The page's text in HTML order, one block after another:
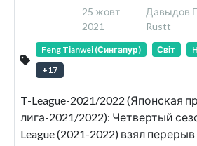
25 жовт
2021
Давыдов
Rustt
Feng Tianwei (Сингапур) Світ
+17
T-League-2021/2022 (Японская
лига-2021/2022): Четвертый
League (2021-2022) взял